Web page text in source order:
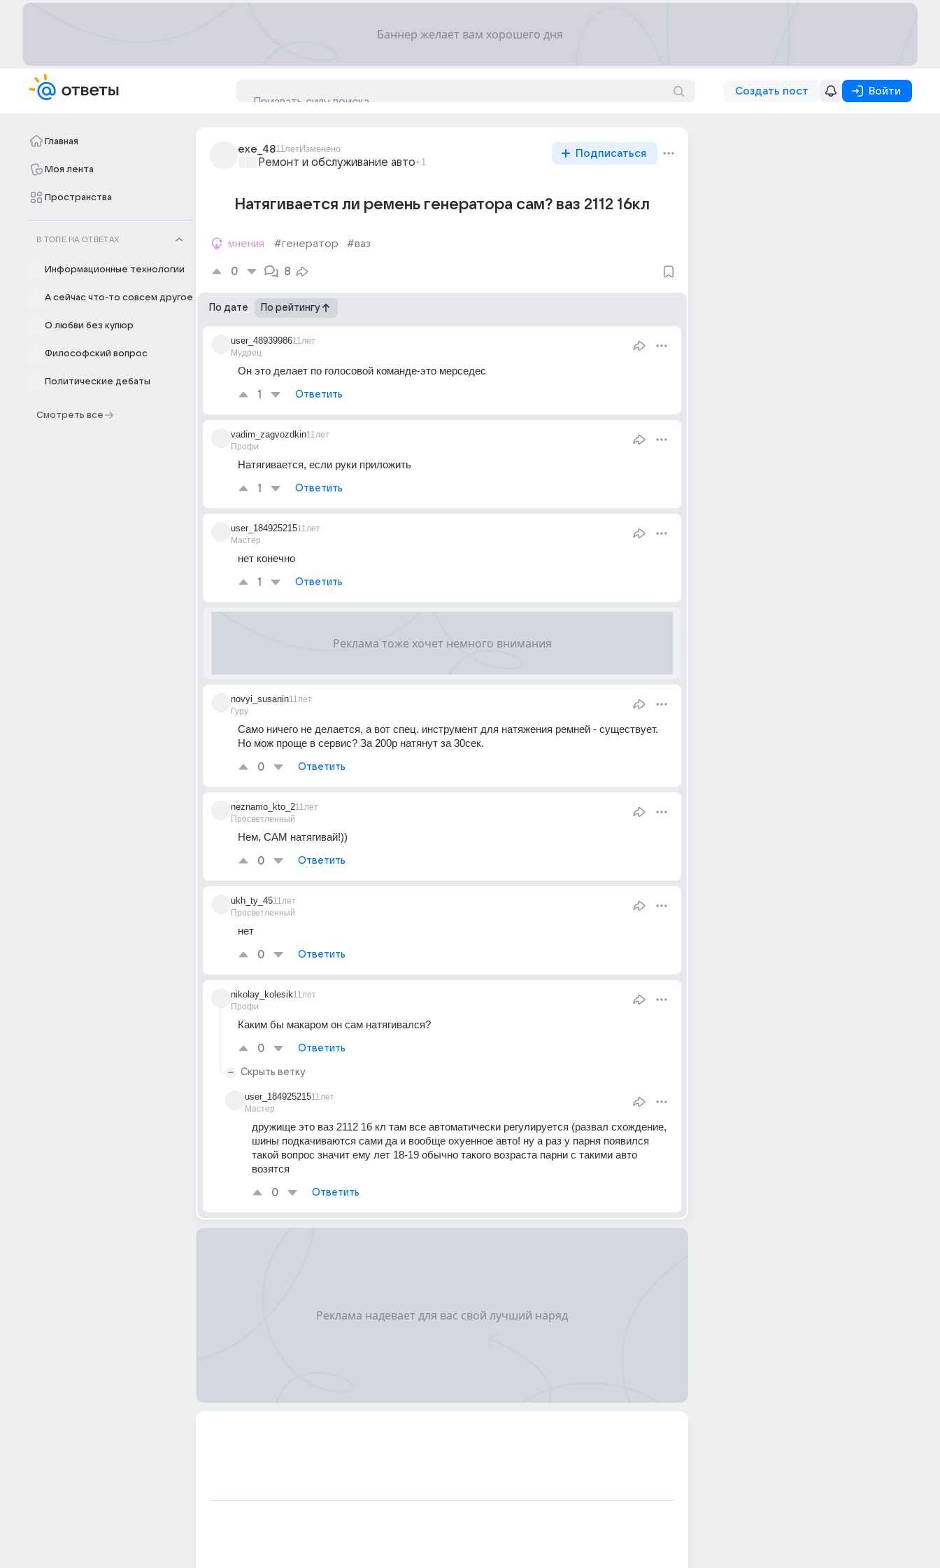
Создать пост Войти
Главная
Моя лента
Пространства
В ТОПЕ НА ОТВЕТАХ
Информационные технологии
А сейчас что-то совсем другое
О любви без купюр
Философский вопрос
Политические дебаты
Смотреть все
exe_4811летИзменено
Ремонт и обслуживание авто+1
Подписаться
Натягивается ли ремень генератора сам? ваз 2112 16кл
мнения #генератор #ваз
0 8
По дате По рейтингу
user_48939986
Мудрец
11лет
Он это делает по голосовой команде-это мерседес
1 Ответить
vadim_zagvozdkin
Профи
11лет
Натягивается, если руки приложить
1 Ответить
user_184925215
Мастер
11лет
нет конечно
1 Ответить
novyi_susanin
Гуру
11лет
Само ничего не делается, а вот спец. инструмент для натяжения ремней - существует.
Но мож проще в сервис? За 200р натянут за 30сек.
0 Ответить
neznamo_kto_2
Просветленный
11лет
Нем, САМ натягивай!))
0 Ответить
ukh_ty_45
Просветленный
11лет
нет
0 Ответить
nikolay_kolesik
Профи
11лет
Каким бы макаром он сам натягивался?
0 Ответить
Скрыть ветку
user_184925215
Мастер
11лет
дружище это ваз 2112 16 кл там все автоматически регулируется (развал схождение,
шины подкачиваются сами да и вообще охуенное авто! ну а раз у парня появился
такой вопрос значит ему лет 18-19 обычно такого возраста парни с такими авто
возятся
0 Ответить